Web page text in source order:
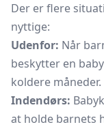
Der er flere
nyttige:
Udenfor: Når
beskytter en
koldere måneder.
Indendørs:
at holde barnets